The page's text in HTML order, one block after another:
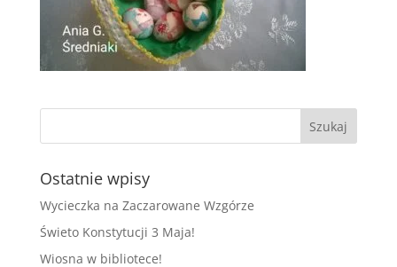
Ostatnie wpisy
Wycieczka na Zaczarowane Wzgórze
Świeto Konstytucji 3 Maja!
Wiosna w bibliotece!